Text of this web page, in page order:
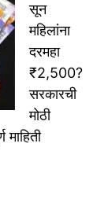
सून
महिलांना
दरमहा
₹2,500?
सरकारची
मोठी